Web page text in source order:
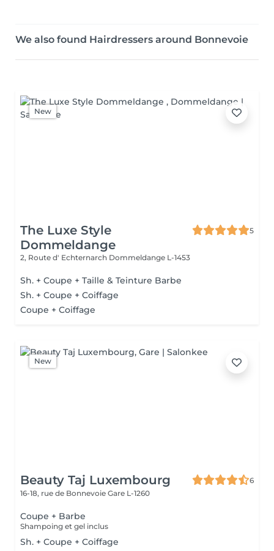
We also found Hairdressers around Bonnevoie
New
The Luxe Style
Dommeldange
5
2, Route d' Echternarch Dommeldange L-1453
Sh. + Coupe + Taille & Teinture Barbe
Sh. + Coupe + Coiffage
Coupe + Coiffage
New
Beauty Taj Luxembourg
6
16-18, rue de Bonnevoie Gare L-1260
Coupe + Barbe
Shampoing et gel inclus
Sh. + Coupe + Coiffage